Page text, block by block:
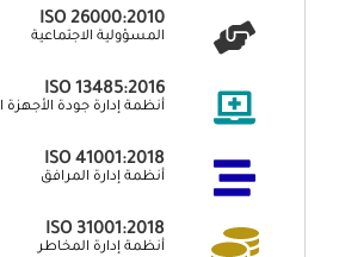
ISO 26000:2010
المسؤولية الاجتماعية
ISO 13485:2016
أنظمة إدارة جودة الأجهزة
ISO 41001:2018
أنظمة إدارة المرافق
ISO 31001:2018
أنظمة إدارة المخاطر